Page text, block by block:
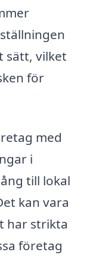
sätt, vilket
för
med
i
till lokal
kan vara
har strikta
företag